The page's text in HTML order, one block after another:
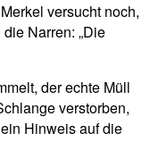
versucht noch,
Narren: „Die
der echte Müll
verstorben,
Hinweis auf die